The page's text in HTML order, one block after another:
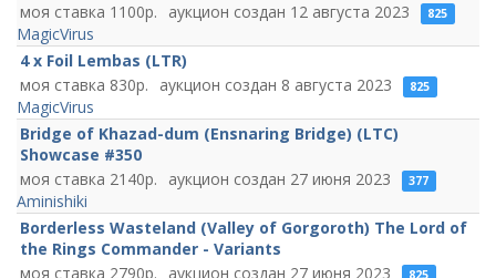
1100
12 августа 2023 825
MagicVirus
4 x Foil Lembas (LTR)
830
8 августа 2023 825
MagicVirus
Bridge of Khazad-dum (Ensnaring Bridge) (LTC)
Showcase #350
2140
27 июня 2023 377
Aminishiki
Borderless Wasteland (Valley of Gorgoroth) The Lord of
the Rings Commander - Variants
2790
27 июня 2023 825